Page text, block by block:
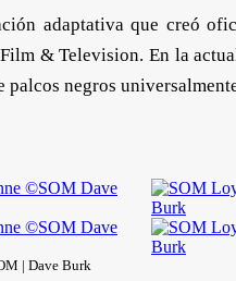
adaptativa que creó
& Television. En la
palcos negros
| Dave Burk